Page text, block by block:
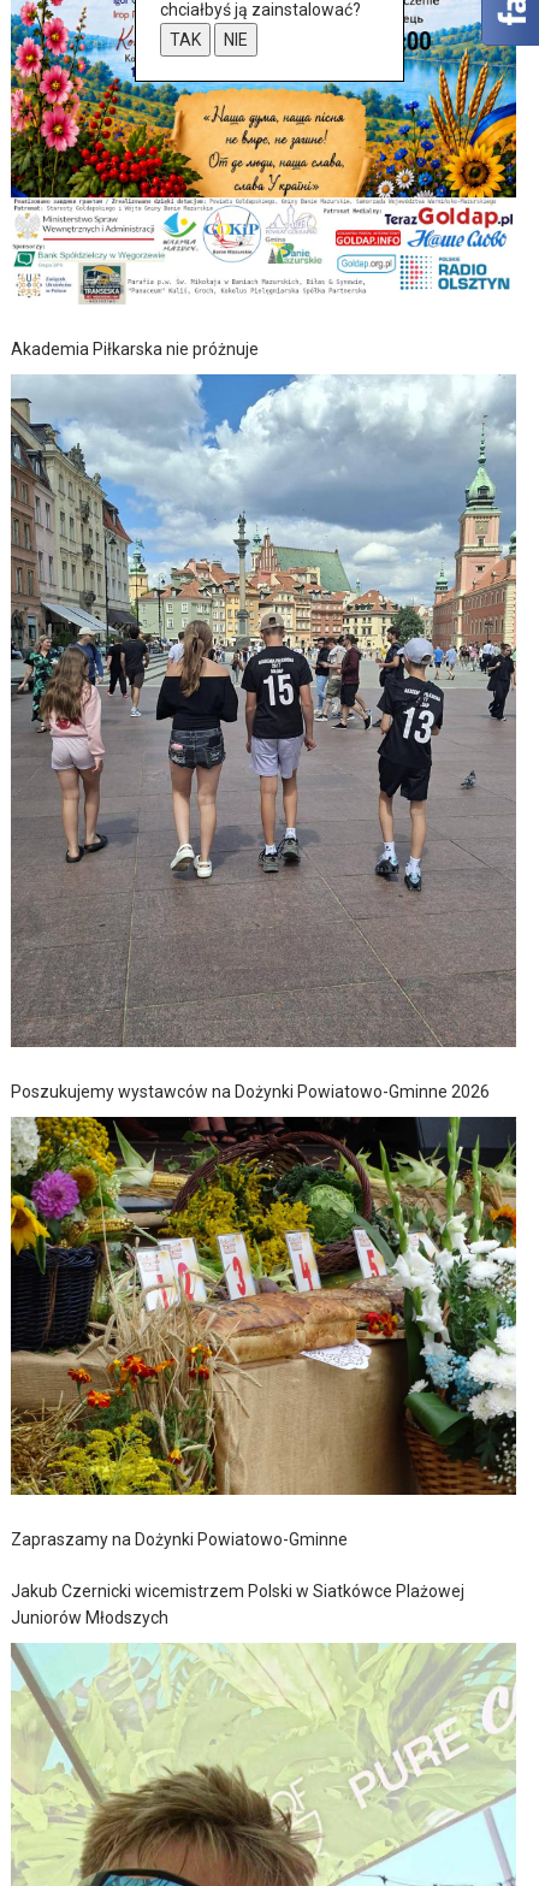
Akademia Piłkarska nie próżnuje
Poszukujemy wystawców na Dożynki Powiatowo-Gminne 2026
Zapraszamy na Dożynki Powiatowo-Gminne
Jakub Czernicki wicemistrzem Polski w Siatkówce Plażowej
Juniorów Młodszych
chciałbyś ją zainstalować?
TAK
NIE